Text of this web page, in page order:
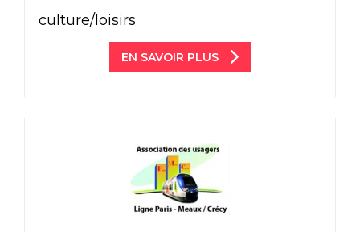
culture/loisirs
EN SAVOIR PLUS